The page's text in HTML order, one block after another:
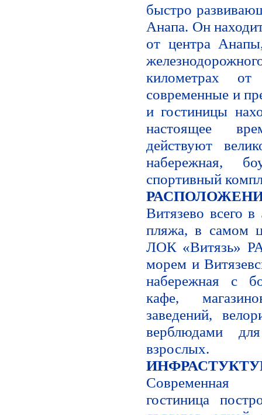
быстро
Анапа. Он
от центра
километрах
современные и
и гостиницы
настоящее
действуют
набережная,
спортивный
Витязево всего
пляжа, в самом
ЛОК «Витязь»
морем и
набережная с
кафе,
заведений,
верблюдами
взрослых.
Современная
гостиница